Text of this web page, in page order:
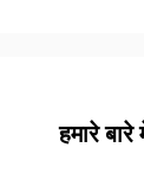
हमारे बारे